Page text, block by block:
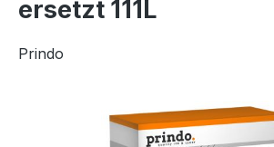
ersetzt 111L
Prindo
Bildergalerie überspringen